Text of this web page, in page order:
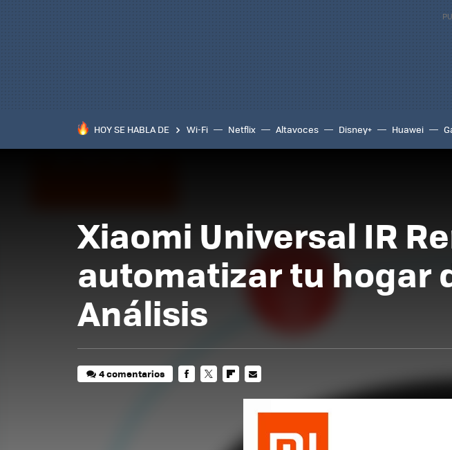
HOY SE HABLA DE Wi-Fi Netflix Altavoces Disney+ Huawei
Xiaomi Universal IR
automatizar tu hogar
Análisis
4 comentarios